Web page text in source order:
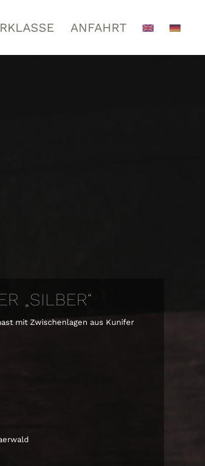
ANFAHRT
„SILBER“
mit Zwischenlagen aus Kunifer